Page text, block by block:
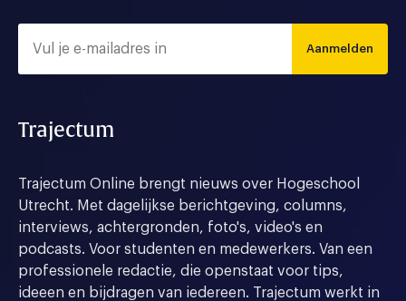
Aanmelden
Trajectum
Trajectum Online brengt nieuws over Hogeschool
Utrecht. Met dagelijkse berichtgeving, columns,
interviews, achtergronden, foto's, video's en
podcasts. Voor studenten en medewerkers. Van een
professionele redactie, die openstaat voor tips,
ideeen en bijdragen van iedereen. Trajectum werkt in